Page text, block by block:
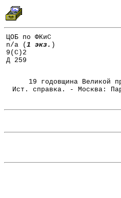
ЦОБ по ФКиС
n/a ( 1 экз. )
9(С)2
Д 259
19 годовщина Великой
Ист. справка. - Москва: